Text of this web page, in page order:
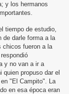
y los hermanos
tiempo de estudio,
de darle forma a la
chicos fueron a la
y no van a ir a
propuso dar el
"El Campito". La
en esa época eran